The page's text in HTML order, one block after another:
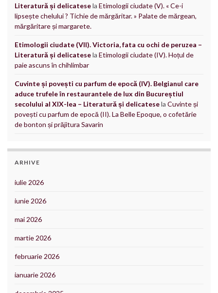
Literatură și delicatesela Etimologii ciudate (V). « Ce-i
lipsește chelului ? Tichie de mărgăritar. » Palate de mărgean,
mărgăritare și margarete.
Etimologii ciudate (VII). Victoria, fata cu ochi de peruzea –
Literatură și delicatesela Etimologii ciudate (IV). Hoțul de
paie ascuns în chihlimbar
Cuvinte și povești cu parfum de epocă (IV). Belgianul care
aduce trufele în restaurantele de lux din Bucureștiul
secolului al XIX-lea – Literatură și delicatesela Cuvinte și
povești cu parfum de epocă (II). La Belle Epoque, o cofetărie
de bonton și prăjitura Savarin
ARHIVE
iulie 2026
iunie 2026
mai 2026
martie 2026
februarie 2026
ianuarie 2026